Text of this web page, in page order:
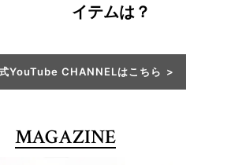
イテムは？
YouTube CHANNELはこちら
MAGAZINE